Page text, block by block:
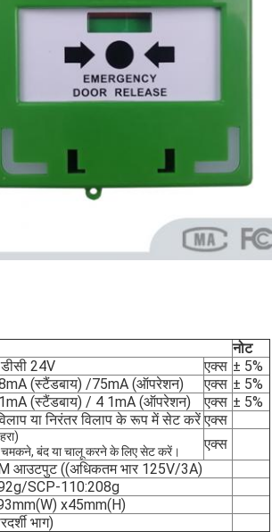
नोट
24V एक्स ± 5%
(स्टैंडबाय) /75mA (ऑपरेशन) एक्स ± 5%
(स्टैंडबाय) / 4 1mA (ऑपरेशन)
एक्स ± 5%
या निरंतर विलाप के रूप में सेट करें एक्स
बंद या चालू करने के लिए सेट करें।
एक्स
आउटपुट ((अधिकतम भार 125V/3A)
SCP-110:208g
x45mm(H)
भाग)